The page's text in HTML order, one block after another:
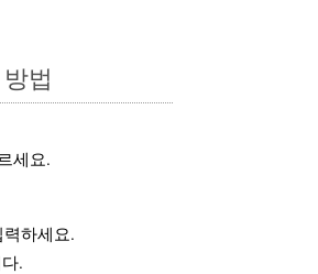
법
세요.
하세요.
.